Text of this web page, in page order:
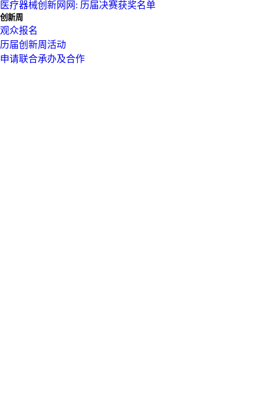
医疗器械创新网网: 历届决赛获奖名单
创新周
观众报名
历届创新周活动
申请联合承办及合作